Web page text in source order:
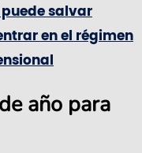
puede salvar
en el régimen
año para